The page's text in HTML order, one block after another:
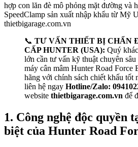
📞 TƯ VẤN THIẾT BỊ CHẨN
CẤP HUNTER (USA): Quý
lớn cần tư vấn kỹ thuật chuyên sâu
máy cân mâm Hunter Road Force
hãng với chính sách chiết khấu tốt
liên hệ ngay Hotline/Zalo:
website thietbigarage.com.vn để
1. Công nghệ độc quyền
biệt của Hunter Road